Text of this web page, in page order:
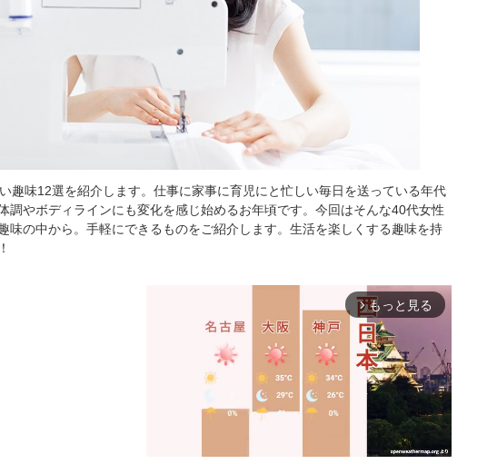
趣味12選を紹介します。仕事に家事に育児にと忙しい毎日を送っている年代
調やボディラインにも変化を感じ始めるお年頃です。今回はそんな40代女性
味の中から。手軽にできるものをご紹介します。生活を楽しくする趣味を持
arrow_forward_ios もっと見る